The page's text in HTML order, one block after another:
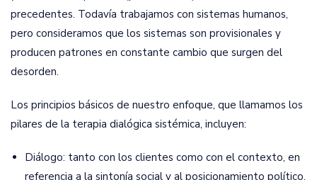
precedentes. Todavía trabajamos con sistemas humanos,
pero consideramos que los sistemas son provisionales y
producen patrones en constante cambio que surgen del
desorden.
Los principios básicos de nuestro enfoque, que llamamos los
pilares de la terapia dialógica sistémica, incluyen:
Diálogo: tanto con los clientes como con el contexto, en
referencia a la sintonía social y al posicionamiento político.